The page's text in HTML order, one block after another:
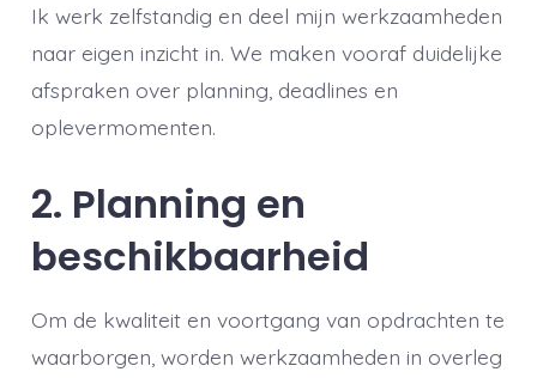
Ik werk zelfstandig en deel mijn werkzaamheden
naar eigen inzicht in. We maken vooraf duidelijke
afspraken over planning, deadlines en
oplevermomenten.
2. Planning en
beschikbaarheid
Om de kwaliteit en voortgang van opdrachten te
waarborgen, worden werkzaamheden in overleg